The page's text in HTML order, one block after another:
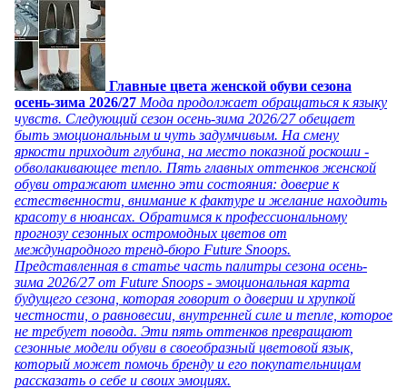
Главные цвета женской обуви сезона
осень-зима 2026/27 Мода продолжает обращаться к языку
чувств. Следующий сезон осень-зима 2026/27 обещает
быть эмоциональным и чуть задумчивым. На смену
яркости приходит глубина, на место показной роскоши -
обволакивающее тепло. Пять главных оттенков женской
обуви отражают именно эти состояния: доверие к
естественности, внимание к фактуре и желание находить
красоту в нюансах. Обратимся к профессиональному
прогнозу сезонных остромодных цветов от
международного тренд-бюро Future Snoops.
Представленная в статье часть палитры сезона осень-
зима 2026/27 от Future Snoops - эмоциональная карта
будущего сезона, которая говорит о доверии и хрупкой
честности, о равновесии, внутренней силе и тепле, которое
не требует повода. Эти пять оттенков превращают
сезонные модели обуви в своеобразный цветовой язык,
который может помочь бренду и его покупательницам
рассказать о себе и своих эмоциях.